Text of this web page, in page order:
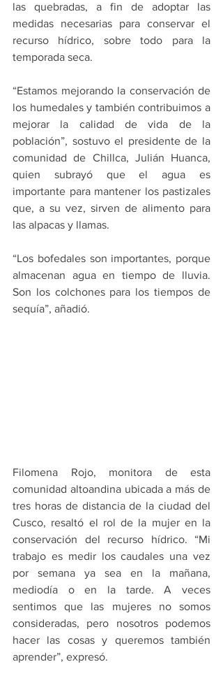
las quebradas, a fin de adoptar las
medidas necesarias para conservar el
recurso hídrico, sobre todo para la
temporada seca.
“Estamos mejorando la conservación de
los humedales y también contribuimos a
mejorar la calidad de vida de la
población”, sostuvo el presidente de la
comunidad de Chillca, Julián Huanca,
quien subrayó que el agua es
importante para mantener los pastizales
que, a su vez, sirven de alimento para
las alpacas y llamas.
“Los bofedales son importantes, porque
almacenan agua en tiempo de lluvia.
Son los colchones para los tiempos de
sequía”, añadió.
Filomena Rojo, monitora de esta
comunidad altoandina ubicada a más de
tres horas de distancia de la ciudad del
Cusco, resaltó el rol de la mujer en la
conservación del recurso hídrico. “Mi
trabajo es medir los caudales una vez
por semana ya sea en la mañana,
mediodía o en la tarde. A veces
sentimos que las mujeres no somos
consideradas, pero nosotros podemos
hacer las cosas y queremos también
aprender”, expresó.